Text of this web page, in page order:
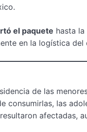
el paquete hasta
en la logística del
de las
consumirlas, las
afectadas,